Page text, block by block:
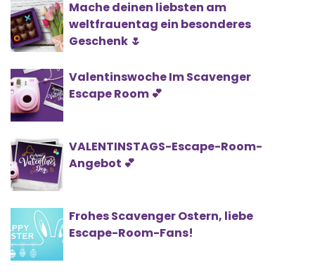
Mache deinen liebsten am
weltfrauentag ein besonderes
Geschenk 🌷
Valentinswoche Im Scavenger
Escape Room 💕
VALENTINSTAGS-Escape-Room-
Angebot 💕
Frohes Scavenger Ostern, liebe
Escape-Room-Fans!